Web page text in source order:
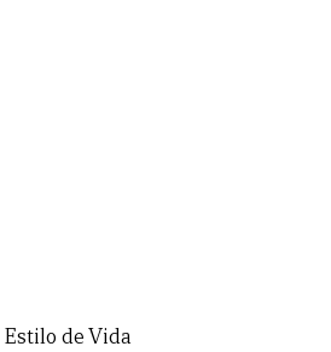
Estilo de Vida